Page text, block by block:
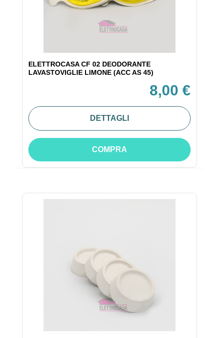
ELETTROCASA CF 02 DEODORANTE
LAVASTOVIGLIE LIMONE (ACC AS 45)
8,00 €
DETTAGLI
COMPRA